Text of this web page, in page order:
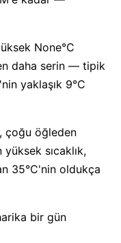
None°C
daha serin — tipik
yaklaşık 9°C
çoğu öğleden
sıcaklık,
35°C'nin oldukça
bir gün